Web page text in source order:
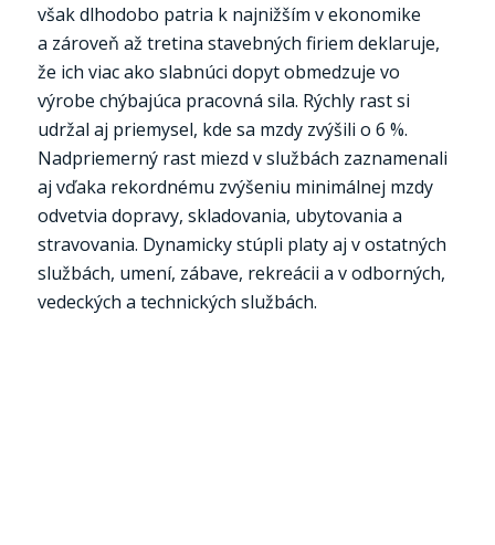
však dlhodobo patria k najnižším v ekonomike
a zároveň až tretina stavebných firiem deklaruje,
že ich viac ako slabnúci dopyt obmedzuje vo
výrobe chýbajúca pracovná sila. Rýchly rast si
udržal aj priemysel, kde sa mzdy zvýšili o 6 %.
Nadpriemerný rast miezd v službách zaznamenali
aj vďaka rekordnému zvýšeniu minimálnej mzdy
odvetvia dopravy, skladovania, ubytovania a
stravovania. Dynamicky stúpli platy aj v ostatných
službách, umení, zábave, rekreácii a v odborných,
vedeckých a technických službách.